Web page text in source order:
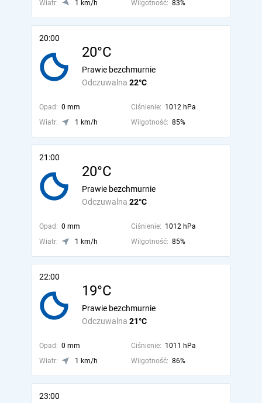
Wiatr:
1 km/h Wilgotność: 83%
20:00
20°C
Odczuwalna 22°C
Prawie bezchmurnie
Opad: 0 mm Ciśnienie: 1012 hPa
Wiatr:
1 km/h Wilgotność: 85%
21:00
20°C
Odczuwalna 22°C
Prawie bezchmurnie
Opad: 0 mm Ciśnienie: 1012 hPa
Wiatr:
1 km/h Wilgotność: 85%
22:00
19°C
Odczuwalna 21°C
Prawie bezchmurnie
Opad: 0 mm Ciśnienie: 1011 hPa
Wiatr:
1 km/h Wilgotność: 86%
23:00